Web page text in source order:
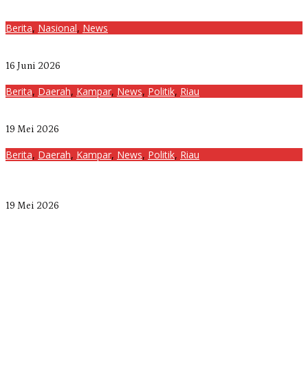
Berita, Nasional, News
16 Juni 2026
Berita, Daerah, Kampar, News, Politik, Riau
19 Mei 2026
Berita, Daerah, Kampar, News, Politik, Riau
19 Mei 2026